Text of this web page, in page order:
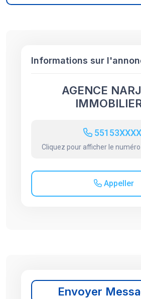
Informations sur
AGENCE
55153XXXX
Cliquez pour afficher le
Appeller
Envoyer